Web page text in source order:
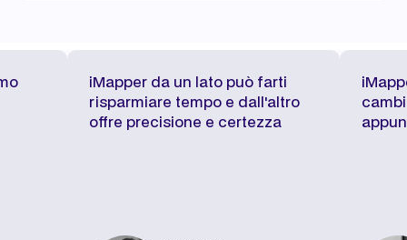
iMapper da un lato può farti
risparmiare tempo e dall'altro
offre precisione e certezza